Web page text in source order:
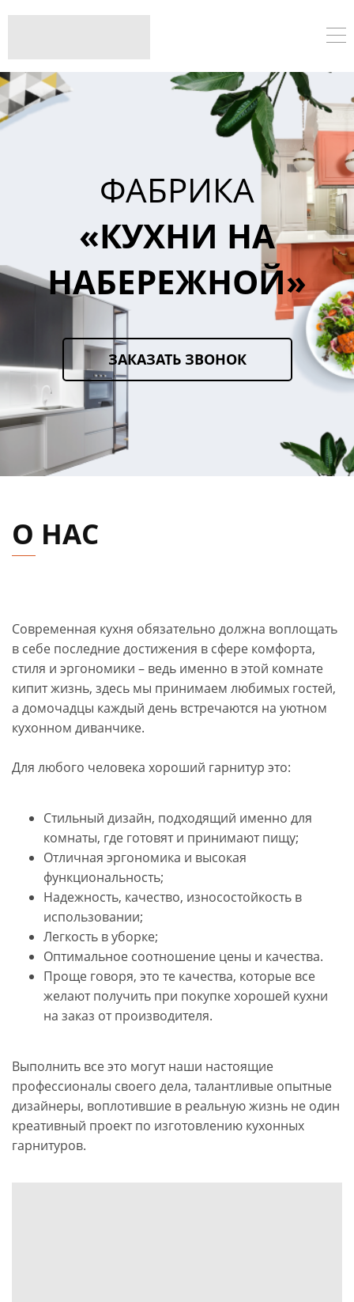
ФАБРИКА
«КУХНИ НА
НАБЕРЕЖНОЙ»
ЗАКАЗАТЬ ЗВОНОК
О НАС
Современная кухня обязательно должна воплощать
в себе последние достижения в сфере комфорта,
стиля и эргономики – ведь именно в этой комнате
кипит жизнь, здесь мы принимаем любимых гостей,
а домочадцы каждый день встречаются на уютном
кухонном диванчике.
Для любого человека хороший гарнитур это:
Стильный дизайн, подходящий именно для
комнаты, где готовят и принимают пищу;
Отличная эргономика и высокая
функциональность;
Надежность, качество, износостойкость в
использовании;
Легкость в уборке;
Оптимальное соотношение цены и качества.
Проще говоря, это те качества, которые все
желают получить при покупке хорошей кухни
на заказ от производителя.
Выполнить все это могут наши настоящие
профессионалы своего дела, талантливые опытные
дизайнеры, воплотившие в реальную жизнь не один
креативный проект по изготовлению кухонных
гарнитуров.